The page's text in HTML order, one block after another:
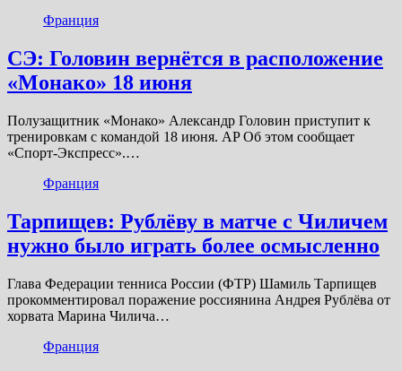
Франция
СЭ: Головин вернётся в расположение
«Монако» 18 июня
Полузащитник «Монако» Александр Головин приступит к
тренировкам с командой 18 июня. AP Об этом сообщает
«Спорт-Экспресс».…
Франция
Тарпищев: Рублёву в матче с Чиличем
нужно было играть более осмысленно
Глава Федерации тенниса России (ФТР) Шамиль Тарпищев
прокомментировал поражение россиянина Андрея Рублёва от
хорвата Марина Чилича…
Франция